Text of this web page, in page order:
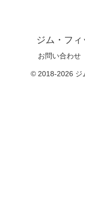
ジム・フ
お問い合わせ
© 2018-2026 ジ